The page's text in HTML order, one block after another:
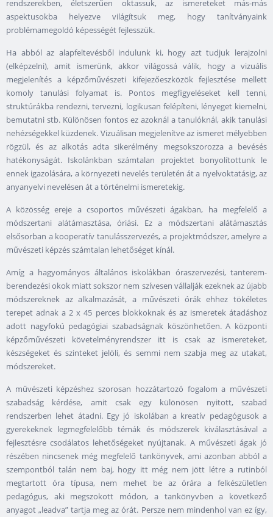
rendszerekben, életszerűen oktassuk, az ismereteket más-más
aspektusokba helyezve világítsuk meg, hogy tanítványaink
problémamegoldó képességét fejlesszük.
Ha abból az alapfeltevésből indulunk ki, hogy azt tudjuk lerajzolni
(elképzelni), amit ismerünk, akkor világossá válik, hogy a vizuális
megjelenítés a képzőművészeti kifejezőeszközök fejlesztése mellett
komoly tanulási folyamat is. Pontos megfigyeléseket kell tenni,
struktúrákba rendezni, tervezni, logikusan felépíteni, lényeget kiemelni,
bemutatni stb. Különösen fontos ez azoknál a tanulóknál, akik tanulási
nehézségekkel küzdenek. Vizuálisan megjelenítve az ismeret mélyebben
rögzül, és az alkotás adta sikerélmény megsokszorozza a bevésés
hatékonyságát. Iskolánkban számtalan projektet bonyolítottunk le
ennek igazolására, a környezeti nevelés területén át a nyelvoktatásig, az
anyanyelvi nevelésen át a történelmi ismeretekig.
A közösség ereje a csoportos művészeti ágakban, ha megfelelő a
módszertani alátámasztása, óriási. Ez a módszertani alátámasztás
elsősorban a kooperatív tanulásszervezés, a projektmódszer, amelyre a
művészeti képzés számtalan lehetőséget kínál.
Amíg a hagyományos általános iskolákban óraszervezési, tanterem-
berendezési okok miatt sokszor nem szívesen vállalják ezeknek az újabb
módszereknek az alkalmazását, a művészeti órák ehhez tökéletes
terepet adnak a 2 x 45 perces blokkoknak és az ismeretek átadáshoz
adott nagyfokú pedagógiai szabadságnak köszönhetően. A központi
képzőművészeti követelményrendszer itt is csak az ismereteket,
készségeket és szinteket jelöli, és semmi nem szabja meg az utakat,
módszereket.
A művészeti képzéshez szorosan hozzátartozó fogalom a művészeti
szabadság kérdése, amit csak egy különösen nyitott, szabad
rendszerben lehet átadni. Egy jó iskolában a kreatív pedagógusok a
gyerekeknek legmegfelelőbb témák és módszerek kiválasztásával a
fejlesztésre csodálatos lehetőségeket nyújtanak. A művészeti ágak jó
részében nincsenek még megfelelő tankönyvek, ami azonban abból a
szempontból talán nem baj, hogy itt még nem jött létre a rutinból
megtartott óra típusa, nem mehet be az órára a felkészületlen
pedagógus, aki megszokott módon, a tankönyvben a következő
anyagot „leadva” tartja meg az órát. Persze nem mindenhol van ez így,